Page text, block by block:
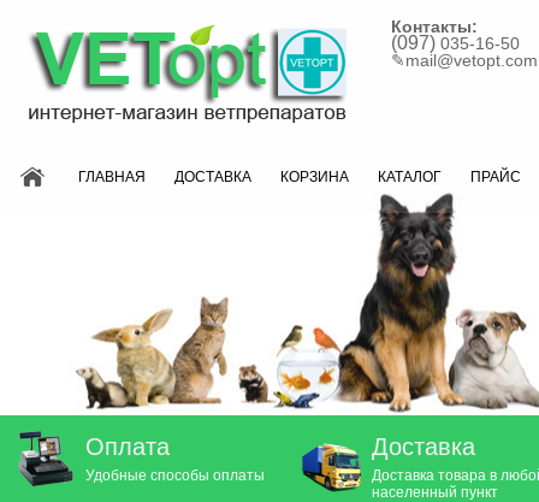
Контакты:
(097) 035-16-50
✎mail@vetopt.com
ГЛАВНАЯ ДОСТАВКА КОРЗИНА КАТАЛОГ ПРАЙС
Оплата
Удобные способы оплаты
Доставка
Доставка товара в
населенный пункт